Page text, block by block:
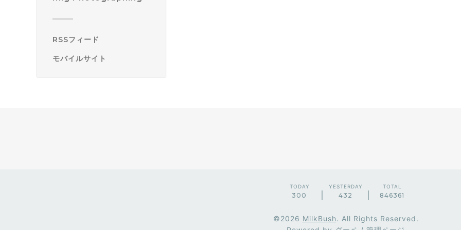
RSSフィード
モバイルサイト
TODAY
300
YESTERDAY
432
TOTAL
846361
©2026 MilkBush. All Rights Reserved.